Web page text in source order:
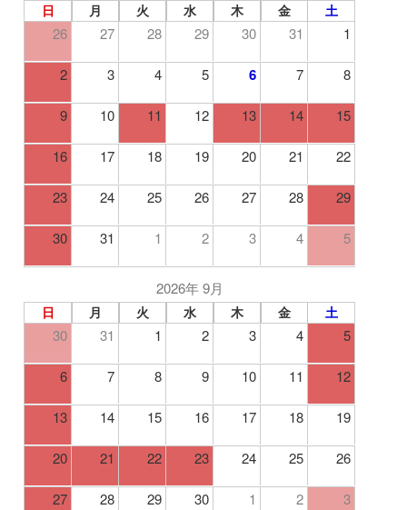
日 月 火 水 木 金 土
26 27 28 29 30 31 1
2 3 4 5 6 7 8
9 10 11 12 13 14 15
16 17 18 19 20 21 22
23 24 25 26 27 28 29
30 31 1 2 3 4 5
2026年 9月
日 月 火 水 木 金 土
30 31 1 2 3 4 5
6 7 8 9 10 11 12
13 14 15 16 17 18 19
20 21 22 23 24 25 26
27 28 29 30 1 2 3